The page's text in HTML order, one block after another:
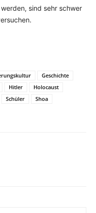
sind sehr schwer
Geschichte
Hitler
Holocaust
Schüler
Shoa